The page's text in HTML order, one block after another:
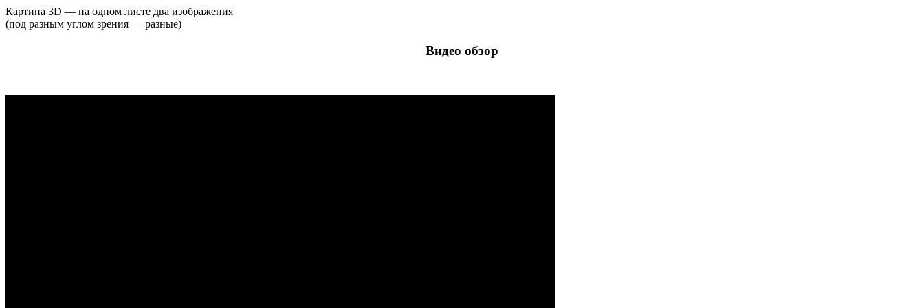
Картина 3D — на одном листе два изображения
(под разным углом зрения — разные)
Видео обзор